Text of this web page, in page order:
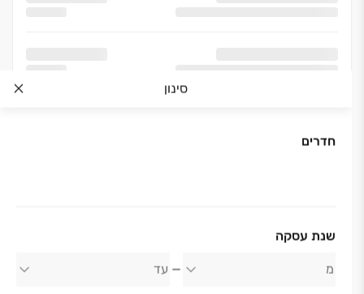
סינון
חדרים
שנת עסקה
אודות החברה
קבוצת איציק תשובה וקבוצת נאור כהן